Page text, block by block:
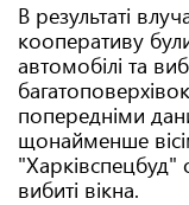
В результаті
кооперативу
автомобілі та
попередніми
щонайменше
"Харківспецбуд"
вибиті вікна.